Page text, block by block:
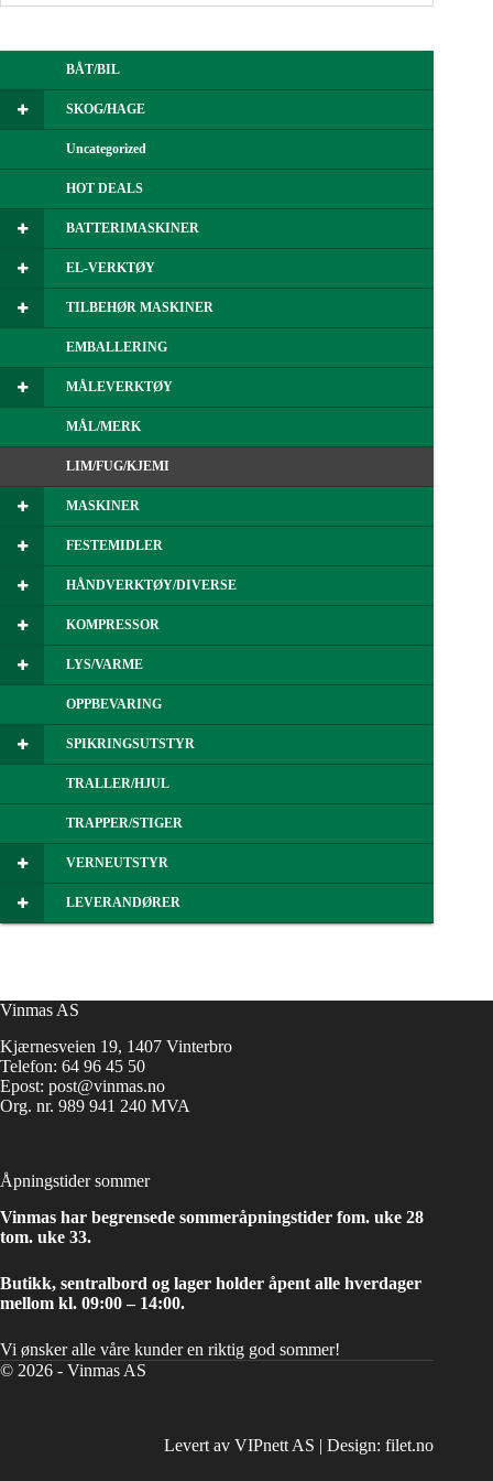
BÅT/BIL
SKOG/HAGE
Uncategorized
HOT DEALS
BATTERIMASKINER
EL-VERKTØY
TILBEHØR MASKINER
EMBALLERING
MÅLEVERKTØY
MÅL/MERK
LIM/FUG/KJEMI
MASKINER
FESTEMIDLER
HÅNDVERKTØY/DIVERSE
KOMPRESSOR
LYS/VARME
OPPBEVARING
SPIKRINGSUTSTYR
TRALLER/HJUL
TRAPPER/STIGER
VERNEUTSTYR
LEVERANDØRER
Vinmas AS
Kjærnesveien 19, 1407 Vinterbro
Telefon: 64 96 45 50
Epost: post@vinmas.no
Org. nr. 989 941 240 MVA
Åpningstider sommer
Vinmas har begrensede sommeråpningstider fom. uke 28
tom. uke 33.
Butikk, sentralbord og lager holder åpent alle hverdager
mellom kl. 09:00 – 14:00.
Vi ønsker alle våre kunder en riktig god sommer!
© 2026 - Vinmas AS
Levert av VIPnett AS |Design: filet.no